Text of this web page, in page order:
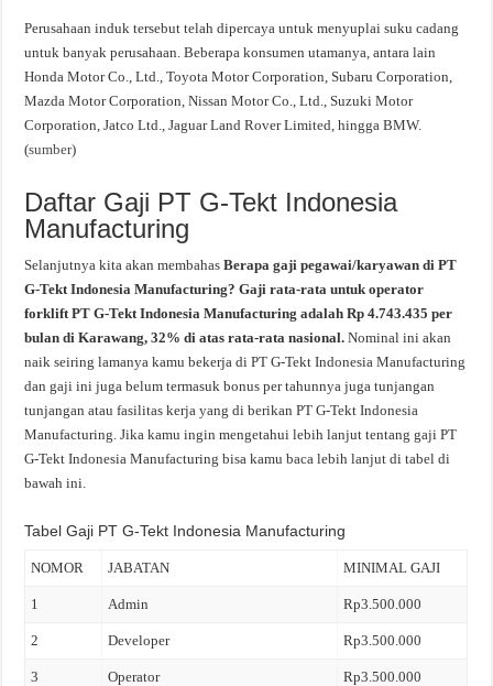
Perusahaan induk tersebut telah dipercaya untuk menyuplai suku cadang
untuk banyak perusahaan. Beberapa konsumen utamanya, antara lain
Honda Motor Co., Ltd., Toyota Motor Corporation, Subaru Corporation,
Mazda Motor Corporation, Nissan Motor Co., Ltd., Suzuki Motor
Corporation, Jatco Ltd., Jaguar Land Rover Limited, hingga BMW.
(sumber)
Daftar Gaji PT G-Tekt Indonesia
Manufacturing
Selanjutnya kita akan membahasBerapa gaji pegawai/karyawan di PT
G-Tekt Indonesia Manufacturing? Gaji rata-rata untuk operator
forklift PT G-Tekt Indonesia Manufacturing adalah Rp 4.743.435 per
bulan di Karawang, 32% di atas rata-rata nasional.Nominal ini akan
naik seiring lamanya kamu bekerja di PT G-Tekt Indonesia Manufacturing
dan gaji ini juga belum termasuk bonus per tahunnya juga tunjangan
tunjangan atau fasilitas kerja yang di berikan PT G-Tekt Indonesia
Manufacturing. Jika kamu ingin mengetahui lebih lanjut tentang gaji PT
G-Tekt Indonesia Manufacturing bisa kamu baca lebih lanjut di tabel di
bawah ini.
Tabel Gaji PT G-Tekt Indonesia Manufacturing
NOMOR JABATAN MINIMAL GAJI
1 Admin Rp3.500.000
2 Developer Rp3.500.000
3 Operator Rp3.500.000